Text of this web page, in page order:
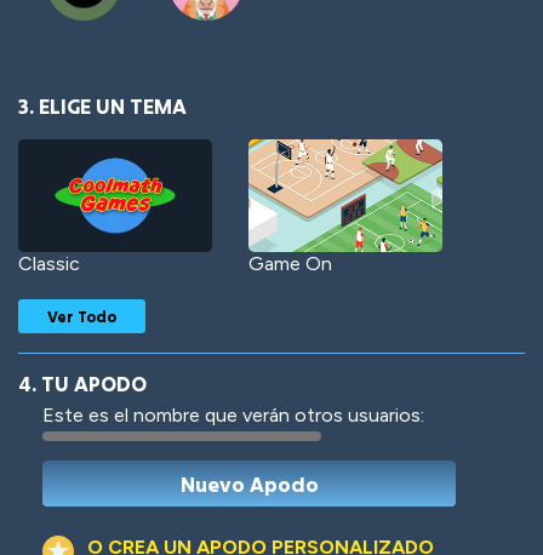
3. ELIGE UN TEMA
Classic Game On
Woof Jungle Cats
Ver Todo
4. TU APODO
Este es el nombre que verán otros usuarios:
O CREA UN APODO PERSONALIZADO